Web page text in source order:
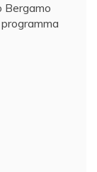
Bergamo